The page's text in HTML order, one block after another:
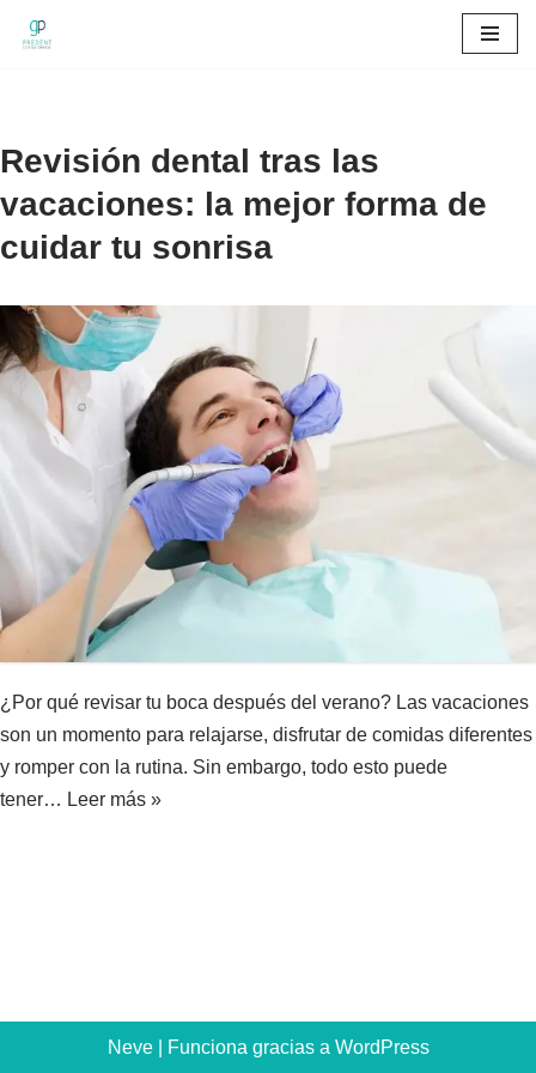
Revisión dental tras las
vacaciones: la mejor forma de
cuidar tu sonrisa
¿Por qué revisar tu boca después del verano? Las vacaciones
son un momento para relajarse, disfrutar de comidas diferentes
y romper con la rutina. Sin embargo, todo esto puede
tener… Leer más »
Neve| Funciona gracias a WordPress